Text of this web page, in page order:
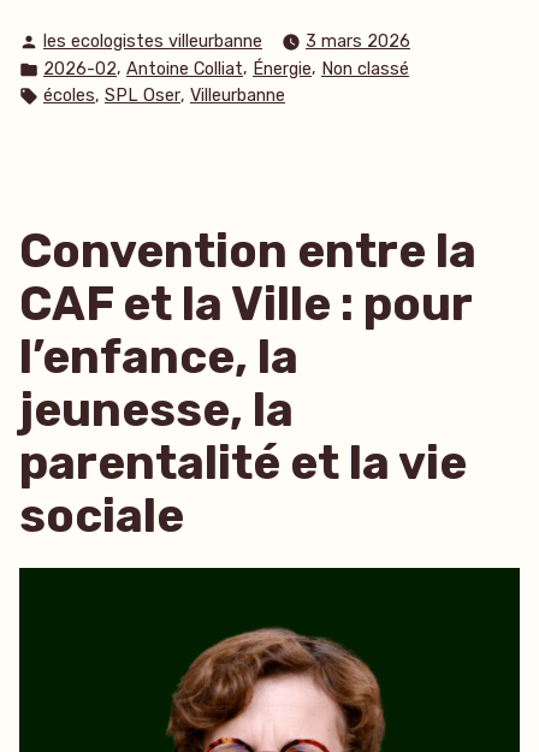
Publié
par
les ecologistes villeurbanne
3 mars 2026
Publié
dans
2026-02, Antoine Colliat, Énergie, Non classé
Étiquettes :
écoles, SPL Oser, Villeurbanne
Convention entre la
CAF et la Ville : pour
l’enfance, la
jeunesse, la
parentalité et la vie
sociale